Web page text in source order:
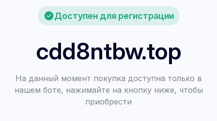
Доступен для регистрации
cdd8ntbw.top
На данный момент покупка доступна только в
нашем боте, нажимайте на кнопку ниже, чтобы
приобрести